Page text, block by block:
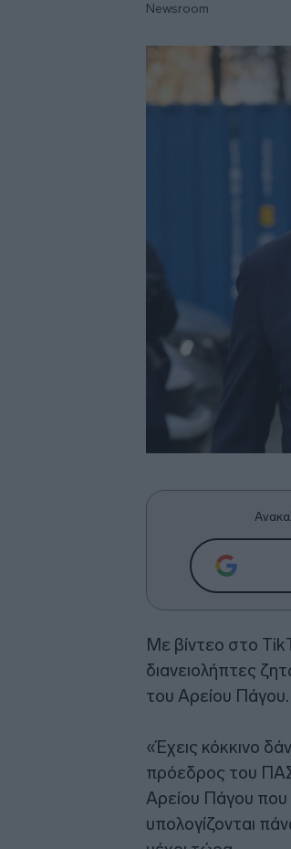
Newsroom
Με βίντεο στο
διανειολήπτες
του Αρείου Πάγου.
«Έχεις κόκκινο
πρόεδρος του
Αρείου Πάγου που
υπολογίζονται